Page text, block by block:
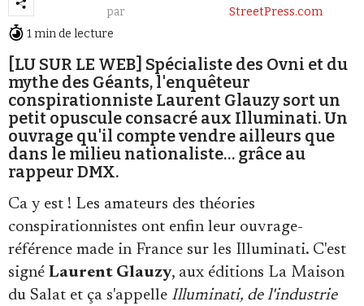
Demander à Vera
par
StreetPress.com
1 min de lecture
[LU SUR LE WEB] Spécialiste des Ovni et du
mythe des Géants, l'enquêteur
conspirationniste Laurent Glauzy sort un
petit opuscule consacré aux Illuminati. Un
ouvrage qu'il compte vendre ailleurs que
dans le milieu nationaliste… grâce au
rappeur DMX.
Ca y est ! Les amateurs des théories
conspirationnistes ont enfin leur ouvrage-
référence made in France sur les Illuminati. C'est
signé Laurent Glauzy, aux éditions La Maison
du Salat et ça s'appelle Illuminati, de l'industrie